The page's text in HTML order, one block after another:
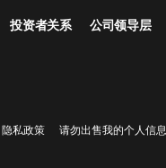
投资者关系 公司领导层
隐私政策 请勿出售我的个人信息